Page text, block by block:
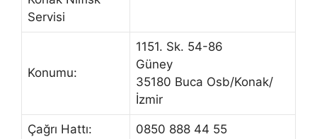
Servisi
Konumu:
1151. Sk. 54-86
Güney
35180 Buca Osb/Konak/
İzmir
Çağrı Hattı: 0850 888 44 55